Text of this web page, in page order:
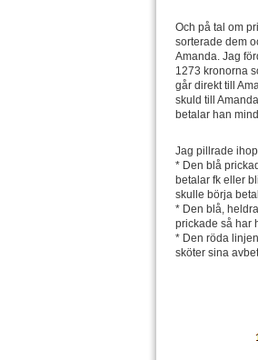
Och på tal om
sorterade dem
Amanda. Jag
1273 kronorna
går direkt till
skuld till
betalar han
Jag pillrade
* Den blå
betalar fk eller
skulle börja
* Den blå,
prickade så har
* Den röda
sköter sina